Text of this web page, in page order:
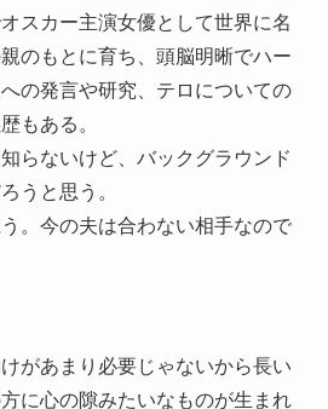
スカー主演女優として世界に名
のもとに育ち、頭脳明晰でハー
の発言や研究、テロについての
もある。
らないけど、バックグラウンド
うと思う。
。今の夫は合わない相手なので
があまり必要じゃないから長い
に心の隙みたいなものが生まれ